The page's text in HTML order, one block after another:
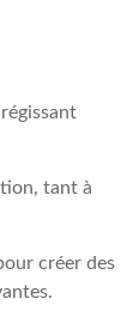
tant à
créer des